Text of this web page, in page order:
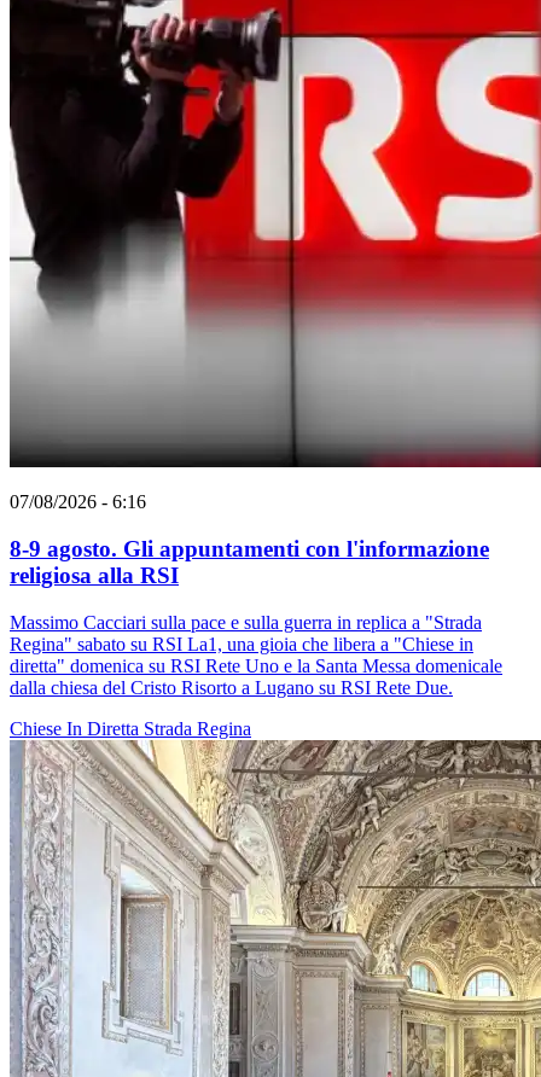
07/08/2026 - 6:16
8-9 agosto. Gli appuntamenti con l'informazione
religiosa alla RSI
Massimo Cacciari sulla pace e sulla guerra in replica a "Strada
Regina" sabato su RSI La1, una gioia che libera a "Chiese in
diretta" domenica su RSI Rete Uno e la Santa Messa domenicale
dalla chiesa del Cristo Risorto a Lugano su RSI Rete Due.
Chiese In Diretta Strada Regina